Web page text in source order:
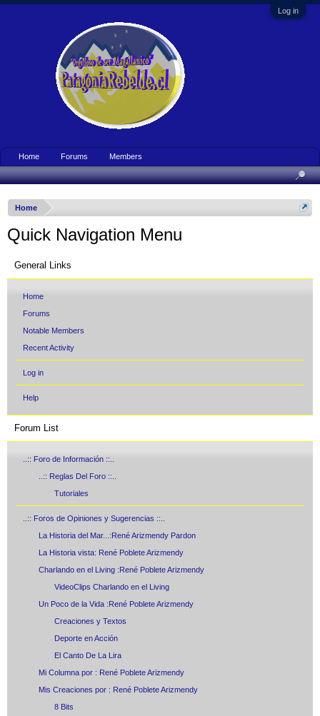
Log in
Home
Quick Navigation Menu
General Links
Home
Forums
Notable Members
Recent Activity
Log in
Help
Forum List
..:: Foro de Información ::..
..:: Reglas Del Foro ::..
Tutoriales
..:: Foros de Opiniones y Sugerencias ::..
La Historia del Mar...:René Arizmendy Pardon
La Historia vista: René Poblete Arizmendy
Charlando en el Living :René Poblete Arizmendy
VideoClips Charlando en el Living
Un Poco de la Vida :René Poblete Arizmendy
Creaciones y Textos
Deporte en Acción
El Canto De La Lira
Mi Columna por : René Poblete Arizmendy
Mis Creaciones por : René Poblete Arizmendy
8 Bits
Home Forums Members